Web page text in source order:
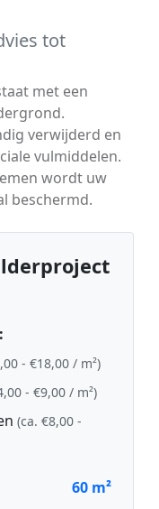
tot
met een
verwijderd en
vulmiddelen.
wordt uw
beschermd.
- €18,00 / m²)
- €9,00 / m²)
(ca. €8,00 -
60 m²